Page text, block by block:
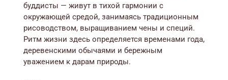
буддисты — живут в тихой гармонии с
окружающей средой, занимаясь традиционным
рисоводством, выращиванием чены и специй.
Ритм жизни здесь определяется временами года,
деревенскими обычаями и бережным
уважением к дарам природы.